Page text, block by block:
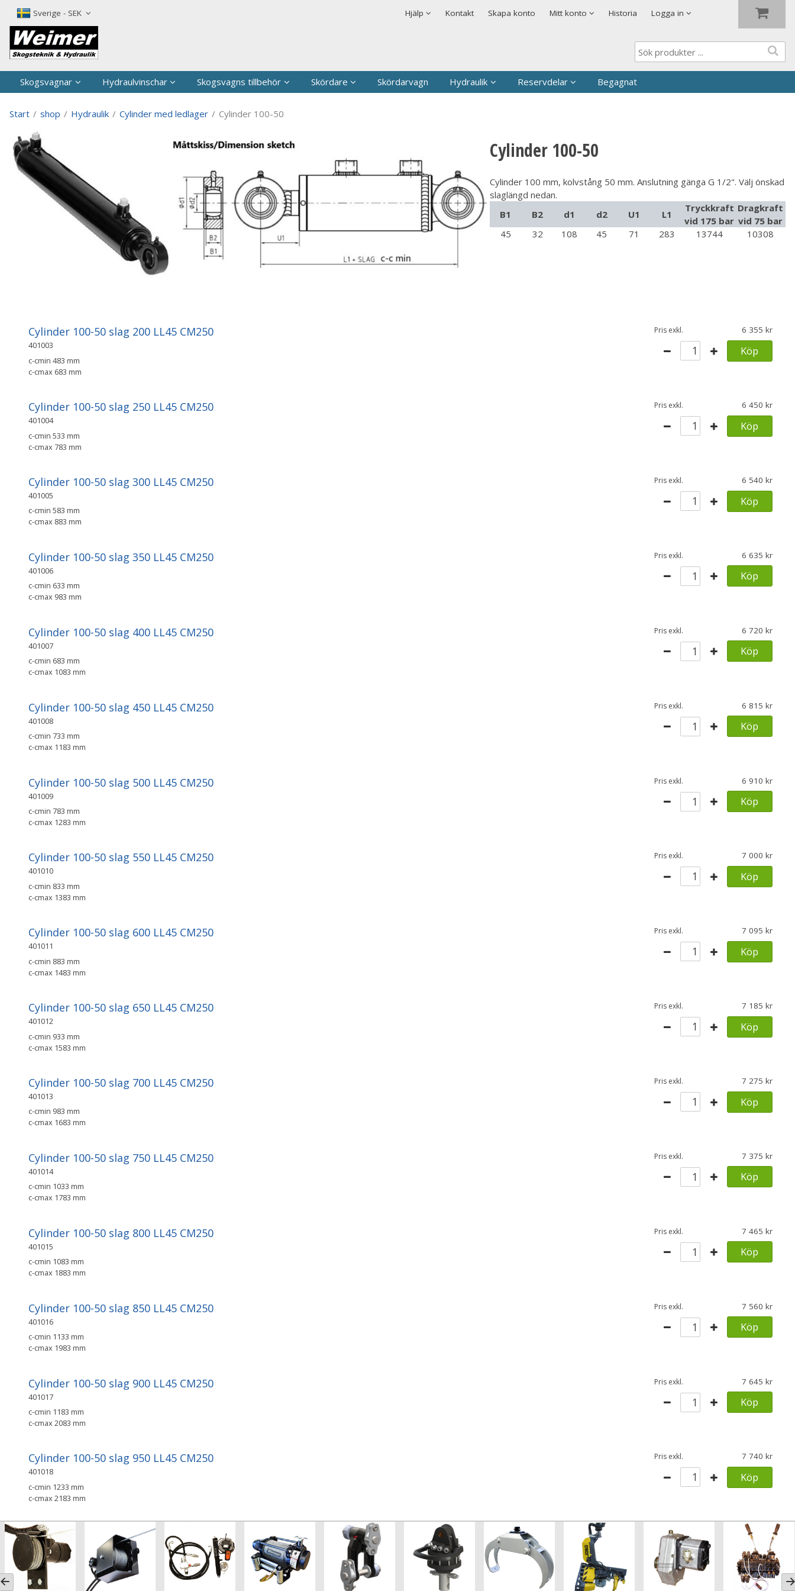
Sverige - SEK Hjälp
Säkerhet & Cookies Kontakt Skapa konto Mitt konto Historia Logga in
Lösenord
Skapa nytt konto
Skogsvagnar Hydraulvinschar Skogsvagns tillbehör Skördare Skördarvagn Hydraulik Reservdelar Begagnat
Start / shop / Hydraulik / Cylinder med ledlager / Cylinder 100-50
Cylinder 100-50
Cylinder 100 mm, kolvstång 50 mm. Anslutning gänga G 1/2". Välj önskad
slaglängd nedan.
B1
B2 d1 d2 U1 L1
Tryckkraft
vid 175 bar
Dragkraft
vid 75 bar
45
32 108 45 71 283 13744 10308
Cylinder 100-50 slag 200 LL45 CM250
401003
c-cmin 483 mm
c-cmax 683 mm
Pris exkl. 6 355
Köp
Cylinder 100-50 slag 250 LL45 CM250
401004
c-cmin 533 mm
c-cmax 783 mm
Pris exkl. 6 450
Köp
Cylinder 100-50 slag 300 LL45 CM250
401005
c-cmin 583 mm
c-cmax 883 mm
Pris exkl. 6 540
Köp
Cylinder 100-50 slag 350 LL45 CM250
401006
c-cmin 633 mm
c-cmax 983 mm
Pris exkl. 6 635
Köp
Cylinder 100-50 slag 400 LL45 CM250
401007
c-cmin 683 mm
c-cmax 1083 mm
Pris exkl. 6 720
Köp
Cylinder 100-50 slag 450 LL45 CM250
401008
c-cmin 733 mm
c-cmax 1183 mm
Pris exkl. 6 815
Köp
Cylinder 100-50 slag 500 LL45 CM250
401009
c-cmin 783 mm
c-cmax 1283 mm
Pris exkl. 6 910
Köp
Cylinder 100-50 slag 550 LL45 CM250
401010
c-cmin 833 mm
c-cmax 1383 mm
Pris exkl. 7 000
Köp
Cylinder 100-50 slag 600 LL45 CM250
401011
c-cmin 883 mm
c-cmax 1483 mm
Pris exkl. 7 095
Köp
Cylinder 100-50 slag 650 LL45 CM250
401012
c-cmin 933 mm
c-cmax 1583 mm
Pris exkl. 7 185
Köp
Cylinder 100-50 slag 700 LL45 CM250
401013
c-cmin 983 mm
c-cmax 1683 mm
Pris exkl. 7 275
Köp
Cylinder 100-50 slag 750 LL45 CM250
401014
c-cmin 1033 mm
c-cmax 1783 mm
Pris exkl. 7 375
Köp
Cylinder 100-50 slag 800 LL45 CM250
401015
c-cmin 1083 mm
c-cmax 1883 mm
Pris exkl. 7 465
Köp
Cylinder 100-50 slag 850 LL45 CM250
401016
c-cmin 1133 mm
c-cmax 1983 mm
Pris exkl. 7 560
Köp
Cylinder 100-50 slag 900 LL45 CM250
401017
c-cmin 1183 mm
c-cmax 2083 mm
Pris exkl. 7 645
Köp
Cylinder 100-50 slag 950 LL45 CM250
401018
c-cmin 1233 mm
c-cmax 2183 mm
Pris exkl. 7 740
Köp